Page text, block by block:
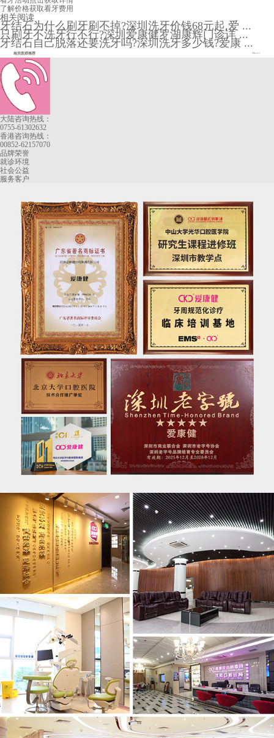
了解价格获取看牙费用
相关阅读
牙结石为什么刷牙刷不掉?深圳洗牙价钱68元起,爱 ...
只刷牙不洗牙行不行?深圳爱康健罗湖康辉门诊详 ...
牙结石自己脱落还要洗牙吗?深圳洗牙多少钱?爱康 ...
相关医师推荐 More+
大陆咨询热线：
0755-61302632
香港咨询热线：
00852-62157070
品牌荣誉
就诊环境
社会公益
服务客户